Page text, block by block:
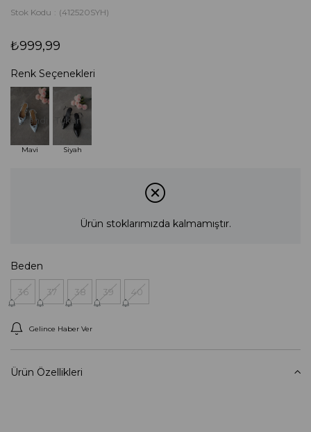
Stok Kodu (412520SYH)
₺999,99
Renk Seçenekleri
Tükendi
Mavi
Tükendi
Siyah
Ürün stoklarımızda kalmamıştır.
Beden
36 37 38 39 40
Gelince Haber Ver
Ürün Özellikleri